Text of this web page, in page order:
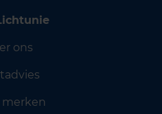
ons
merken